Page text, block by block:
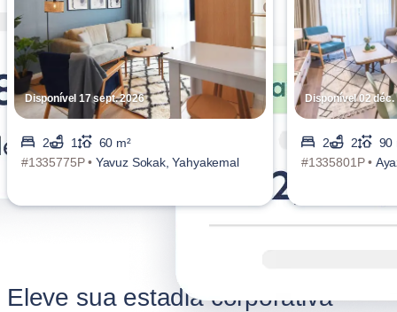
Disponível 17 sept. 2026
2 1
60 m²
#1335775P • Yavuz Sokak, Yahyakemal
Disponível 02 déc.
2 2
90
#1335801P •
Eleve sua estadia corporativa